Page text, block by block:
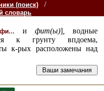
(поиск) /
словарь
...ифит(ы)] ,водные
к грунту впдоема,
к-рых расположены над